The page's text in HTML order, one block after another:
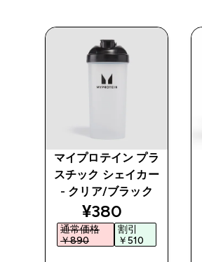
マイプロテイン プラ
スチック シェイカー
- クリア/ブラック
discounted price
¥380‎
通常価格
￥890‎
割引
￥510‎